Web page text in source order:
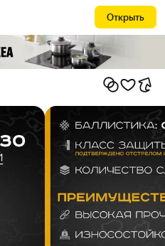
Открыть